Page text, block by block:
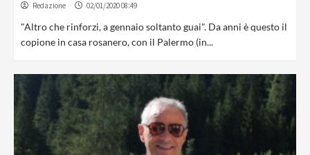
Redazione 02/01/2020 08:49
"Altro che rinforzi, a gennaio soltanto guai". Da anni è questo il
copione in casa rosanero, con il Palermo (in...